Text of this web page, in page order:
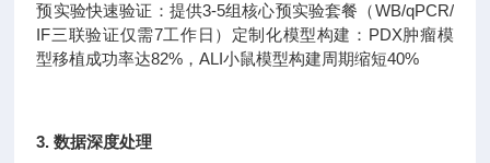
预实验快速验证：提供3-5组核心预实验套餐（WB/qPCR/
IF三联验证仅需7工作日）定制化模型构建：PDX肿瘤模
型移植成功率达82%，ALI小鼠模型构建周期缩短40%
3. 数据深度处理